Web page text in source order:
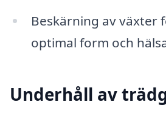
Beskärning av växter
optimal form och
Underhåll av